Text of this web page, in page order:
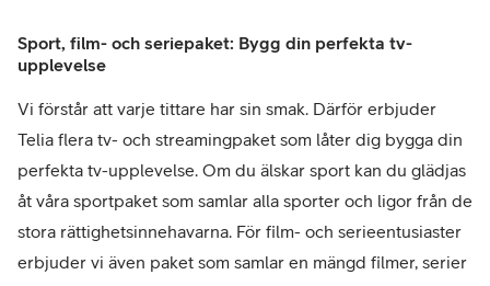
Sport, film- och seriepaket: Bygg din perfekta tv-
upplevelse
Vi förstår att varje tittare har sin smak. Därför erbjuder
Telia flera tv- och streamingpaket som låter dig bygga din
perfekta tv-upplevelse. Om du älskar sport kan du glädjas
åt våra sportpaket som samlar alla sporter och ligor från de
stora rättighetsinnehavarna. För film- och serieentusiaster
erbjuder vi även paket som samlar en mängd filmer, serier